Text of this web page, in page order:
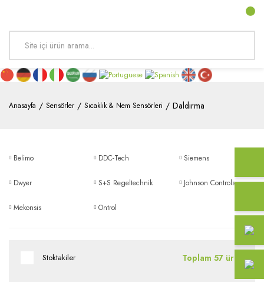
Anasayfa Sensörler Sıcaklık & Nem Sensörleri Daldırma
Belimo DDC-Tech Siemens
Dwyer S+S Regeltechnik Johnson Controls
Mekonsis Ontrol
Stoktakiler Toplam 57 ürün